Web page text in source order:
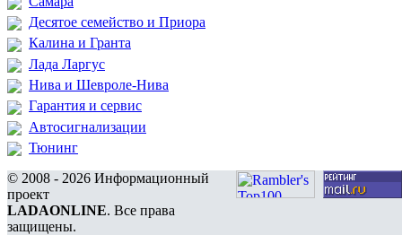
Десятое семейство и Приора
Калина и Гранта
Лада Ларгус
Нива и Шевроле-Нива
Гарантия и сервис
Автосигнализации
Тюнинг
© 2008 - 2026 Информационный
проект
LADAONLINE. Все права
защищены.